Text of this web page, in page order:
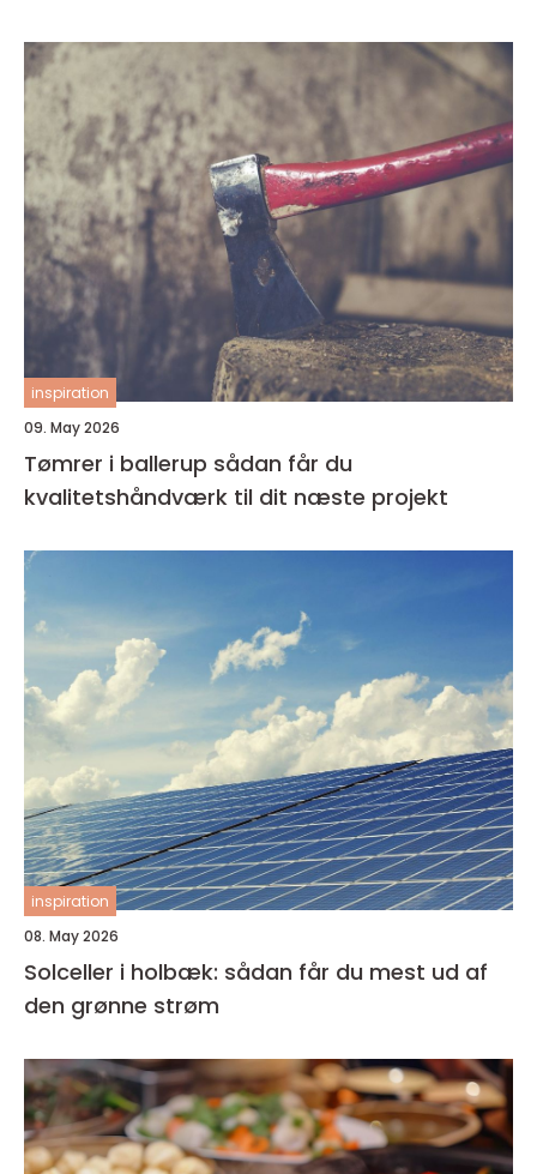
inspiration
09. May 2026
Tømrer i ballerup sådan får du
kvalitetshåndværk til dit næste projekt
inspiration
08. May 2026
Solceller i holbæk: sådan får du mest ud af
den grønne strøm